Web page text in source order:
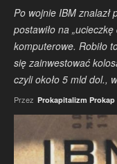
Po wojnie IBM znalazł
postawiło na
komputerowe. Robiło
się zainwestować
czyli około 5 mld dol.,
Przez Prokapitalizm Prokap